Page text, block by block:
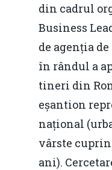
din cadrul
Business
de agenția
în rândul a
tineri din
eșantion
național
vârste
ani).